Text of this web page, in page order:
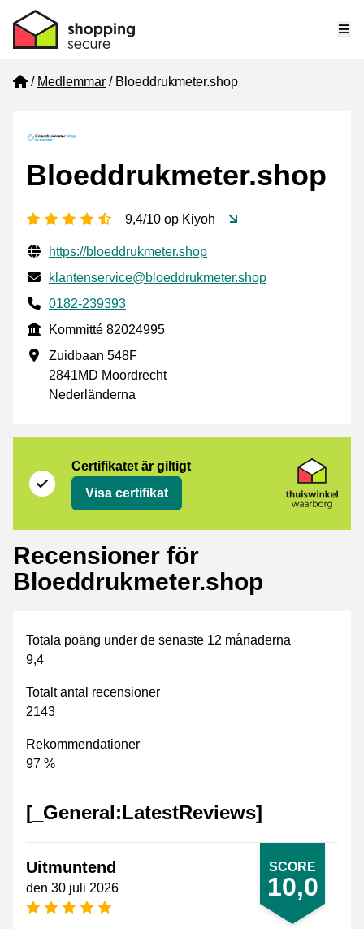
Home
Medlemmar Bloeddrukmeter.shop
Bloeddrukmeter.shop
[_General:NumberOfStarsPluralFormat]
9,4/10 op Kiyoh
Verifierade kontaktuppgifter
Website URL
https://bloeddrukmeter.shop
E-post
klantenservice@bloeddrukmeter.shop
Phone number
0182-239393
Kommitté
Kommitté 82024995
Företagsadress
Zuidbaan 548F
2841MD Moordrecht
Nederländerna
Certifikatet är giltigt
Visa certifikat
Recensioner för
Bloeddrukmeter.shop
Totala poäng under de senaste 12 månaderna
9,4
Totalt antal recensioner
2143
Rekommendationer
97 %
[_General:LatestReviews]
SCORE
10,0
Uitmuntend
den 30 juli 2026
[_General:NumberOfStarsPluralFormat]